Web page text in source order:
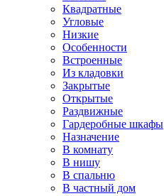
Квадратные
Угловые
Низкие
Особенности
Встроенные
Из кладовки
Закрытые
Открытые
Раздвижные
Гардеробные шкафы
Назначение
В комнату
В нишу
В спальню
В частный дом